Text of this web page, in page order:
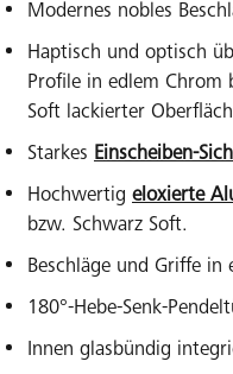
Modernes nobles
Haptisch und optisch
Profile in edlem Chrom
Soft lackierter
Starkes Einscheiben-
Hochwertig eloxierte
bzw. Schwarz Soft.
Beschläge und Griffe in
180°-Hebe-Senk-
Innen glasbündig